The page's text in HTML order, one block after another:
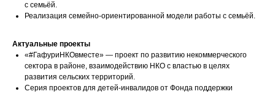
с семьёй.
Реализация семейно-ориентированной модели работы с семьёй.
Актуальные проекты
«#ГафуриНКОвместе» — проект по развитию некоммерческого
сектора в районе, взаимодействию НКО с властью в целях
развития сельских территорий.
Серия проектов для детей-инвалидов от Фонда поддержки